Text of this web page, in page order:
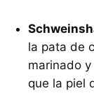
la pata de
marinado
que la piel